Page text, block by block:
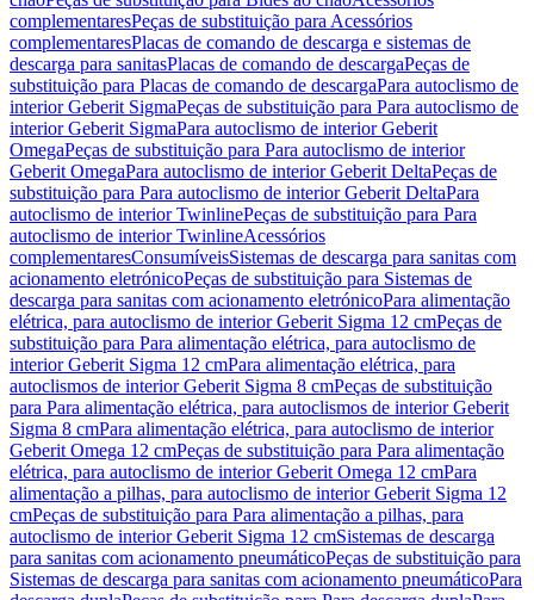
complementaresPeças de substituição para Acessórios
complementaresPlacas de comando de descarga e sistemas de
descarga para sanitasPlacas de comando de descargaPeças de
substituição para Placas de comando de descargaPara autoclismo de
interior Geberit SigmaPeças de substituição para Para autoclismo de
interior Geberit SigmaPara autoclismo de interior Geberit
OmegaPeças de substituição para Para autoclismo de interior
Geberit OmegaPara autoclismo de interior Geberit DeltaPeças de
substituição para Para autoclismo de interior Geberit DeltaPara
autoclismo de interior TwinlinePeças de substituição para Para
autoclismo de interior TwinlineAcessórios
complementaresConsumíveisSistemas de descarga para sanitas com
acionamento eletrónicoPeças de substituição para Sistemas de
descarga para sanitas com acionamento eletrónicoPara alimentação
elétrica, para autoclismo de interior Geberit Sigma 12 cmPeças de
substituição para Para alimentação elétrica, para autoclismo de
interior Geberit Sigma 12 cmPara alimentação elétrica, para
autoclismos de interior Geberit Sigma 8 cmPeças de substituição
para Para alimentação elétrica, para autoclismos de interior Geberit
Sigma 8 cmPara alimentação elétrica, para autoclismo de interior
Geberit Omega 12 cmPeças de substituição para Para alimentação
elétrica, para autoclismo de interior Geberit Omega 12 cmPara
alimentação a pilhas, para autoclismo de interior Geberit Sigma 12
cmPeças de substituição para Para alimentação a pilhas, para
autoclismo de interior Geberit Sigma 12 cmSistemas de descarga
para sanitas com acionamento pneumáticoPeças de substituição para
Sistemas de descarga para sanitas com acionamento pneumáticoPara